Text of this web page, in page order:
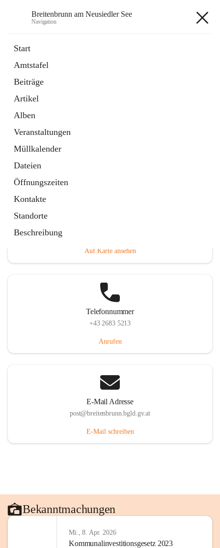
Breitenbrunn am Neusiedler See
Navigation
Start
Amtstafel
Beiträge
Artikel
Alben
Veranstaltungen
Müllkalender
Dateien
Öffnungszeiten
Kontakte
Standorte
Beschreibung
18 Schnellzugriffe
Gemeindeservice
Auf Karte ansehen
Telefonnummer
+43 2683 5213
Anrufen
E-Mail Adresse
post@breitenbrunn.bgld.gv.at
E-Mail schreiben
Bekanntmachungen
Mi., 8. Apr. 2026
Kommunalinvestitionsgesetz 2023